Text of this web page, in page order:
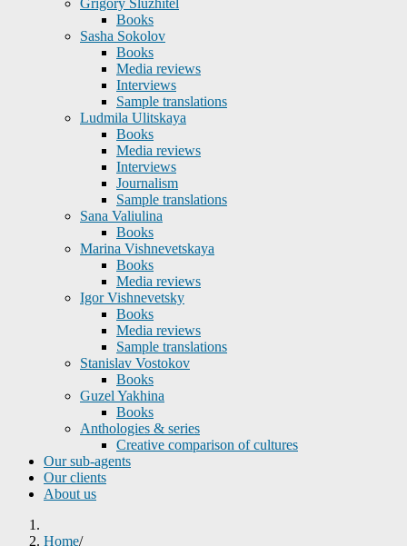
Grigory Sluzhitel
Books
Sasha Sokolov
Books
Media reviews
Interviews
Sample translations
Ludmila Ulitskaya
Books
Media reviews
Interviews
Journalism
Sample translations
Sana Valiulina
Books
Marina Vishnevetskaya
Books
Media reviews
Igor Vishnevetsky
Books
Media reviews
Sample translations
Stanislav Vostokov
Books
Guzel Yakhina
Books
Anthologies & series
Creative comparison of cultures
Our sub-agents
Our clients
About us
Home/